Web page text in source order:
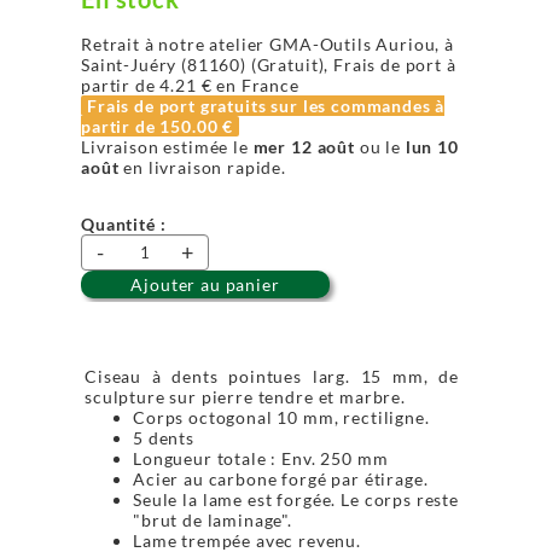
Retrait à notre atelier GMA-Outils Auriou, à
Saint-Juéry (81160) (Gratuit), Frais de port à
partir de4.21 € en France
Frais de port gratuits sur les commandes à
partir de 150.00 €
Livraison estimée le mer 12 août ou le lun 10
août en livraison rapide.
Quantité :
- +
Ajouter au panier
Ciseau à dents pointues larg. 15 mm, de
sculpture sur pierre tendre et marbre.
Corps octogonal 10 mm, rectiligne.
5 dents
Longueur totale : Env. 250 mm
Acier au carbone forgé par étirage.
Seule la lame est forgée. Le corps reste
"brut de laminage".
Lame trempée avec revenu.